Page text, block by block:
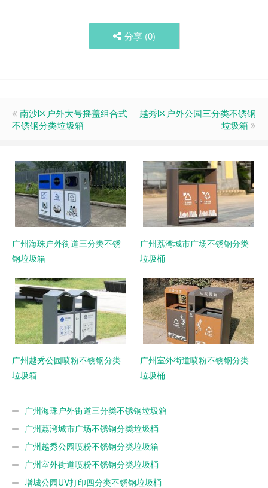
分享 (0)
南沙区户外大号摇盖组合式
不锈钢分类垃圾箱
越秀区户外公园三分类不锈钢
垃圾箱
广州海珠户外街道三分类不锈
钢垃圾箱
广州荔湾城市广场不锈钢分类
垃圾桶
广州越秀公园喷粉不锈钢分类
垃圾箱
广州室外街道喷粉不锈钢分类
垃圾桶
广州海珠户外街道三分类不锈钢垃圾箱
广州荔湾城市广场不锈钢分类垃圾桶
广州越秀公园喷粉不锈钢分类垃圾箱
广州室外街道喷粉不锈钢分类垃圾桶
增城公园UV打印四分类不锈钢垃圾桶